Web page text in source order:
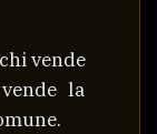
vende
la